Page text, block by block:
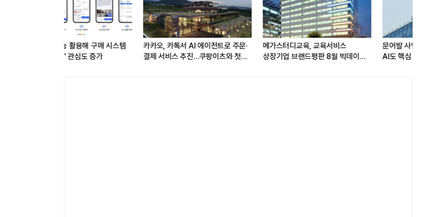
브랜드평판 8월 빅데이터
문어발 사업서 교훈 얻은 카카오,
AI도 핵심 사업 '선택과 집중'
SK텔레콤 15GW AI 인프라
꿈꾼다…통신 넘어 AI DC 패권 도전
LG전자, 대형 TV 구독하면
스탠바이미2 구독료 반값...소비